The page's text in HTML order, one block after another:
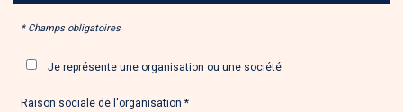
* Champs obligatoires
Je représente une organisation ou une société
Raison sociale de l'organisation